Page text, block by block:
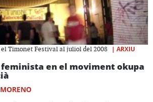
Timonet Festival al juliol del 2008 | ARXIU
en el moviment okupa